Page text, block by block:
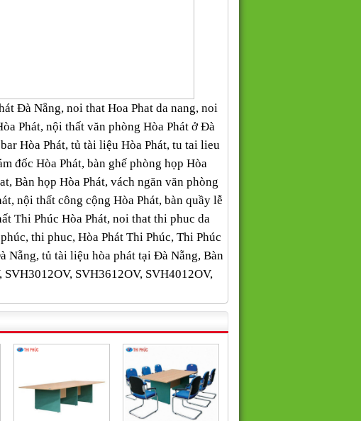
Đà Nẵng, noi that Hoa Phat da nang, noi
Phát, nội thất văn phòng Hòa Phát ở Đà
Hòa Phát, tủ tài liệu Hòa Phát, tu tai lieu
đốc Hòa Phát, bàn ghế phòng họp Hòa
Bàn họp Hòa Phát, vách ngăn văn phòng
nội thất công cộng Hòa Phát, bàn quầy lễ
Thi Phúc Hòa Phát, noi that thi phuc da
thi phuc, Hòa Phát Thi Phúc, Thi Phúc
Nẵng, tủ tài liệu hòa phát tại Đà Nẵng, Bàn
SVH3612OV, SVH4012OV,